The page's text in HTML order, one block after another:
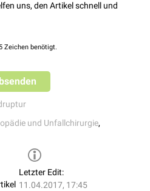
uns, den Artikel schnell und
Zeichen benötigt.
und Unfallchirurgie,
Letzter Edit:
11.04.2017, 17:45